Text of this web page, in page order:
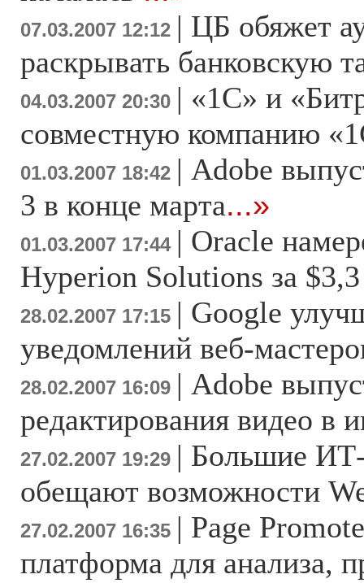
07.03.2007 12:12 | ЦБ обяжет
раскрывать банковскую
04.03.2007 20:30 | «1С» и
совместную компанию
01.03.2007 18:42 | Adobe
3 в конце марта...»
01.03.2007 17:44 | Oracle
Hyperion Solutions за
28.02.2007 17:15 | Google
уведомлений веб-
28.02.2007 16:09 | Adobe
редактирования видео в
27.02.2007 19:29 | Большие
обещают возможности
27.02.2007 16:35 | Page
платформа для анализа,